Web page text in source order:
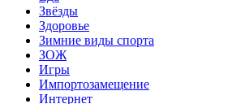
Звёзды
Здоровье
Зимние виды спорта
ЗОЖ
Игры
Импортозамещение
Интернет